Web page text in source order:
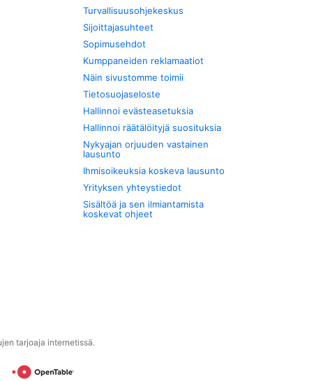
Turvallisuusohjekeskus
Sijoittajasuhteet
Sopimusehdot
Kumppaneiden reklamaatiot
Näin sivustomme toimii
Tietosuojaseloste
Hallinnoi evästeasetuksia
Hallinnoi räätälöityjä suosituksia
Nykyajan orjuuden vastainen
lausunto
Ihmisoikeuksia koskeva lausunto
Yrityksen yhteystiedot
Sisältöä ja sen ilmiantamista
koskevat ohjeet
tarjoaja internetissä.